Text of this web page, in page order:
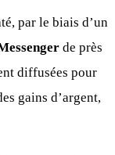
par le biais d’un
de près
diffusées pour
gains d’argent,